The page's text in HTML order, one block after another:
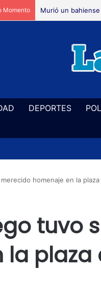
Momento Murió un
DEPORTES
homenaje en la
tuvo
plaza